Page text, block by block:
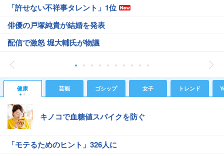
「許せない不祥事タレント」1位
俳優の戸塚純貴が結婚を発表
配信で激怒 堀大輔氏が物議
健康 芸能 ゴシップ 女子 トレンド
キノコで血糖値スパイクを防ぐ
「モテるためのヒント」326人に